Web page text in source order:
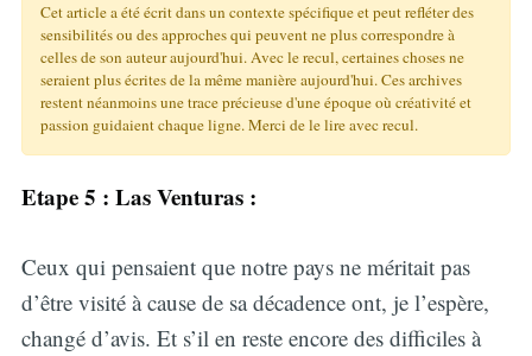
Cet article a été écrit dans un contexte spécifique et peut refléter des
sensibilités ou des approches qui peuvent ne plus correspondre à
celles de son auteur aujourd'hui. Avec le recul, certaines choses ne
seraient plus écrites de la même manière aujourd'hui. Ces archives
restent néanmoins une trace précieuse d'une époque où créativité et
passion guidaient chaque ligne. Merci de le lire avec recul.
Etape 5 : Las Venturas :
Ceux qui pensaient que notre pays ne méritait pas
d’être visité à cause de sa décadence ont, je l’espère,
changé d’avis. Et s’il en reste encore des difficiles à